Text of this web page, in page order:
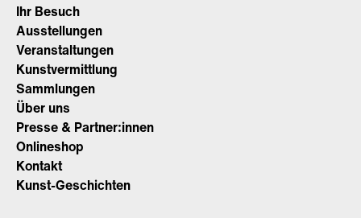
Ihr Besuch
Ausstellungen
Veranstaltungen
Kunstvermittlung
Sammlungen
Über uns
Presse & Partner:innen
Onlineshop
Kontakt
Kunst-Geschichten